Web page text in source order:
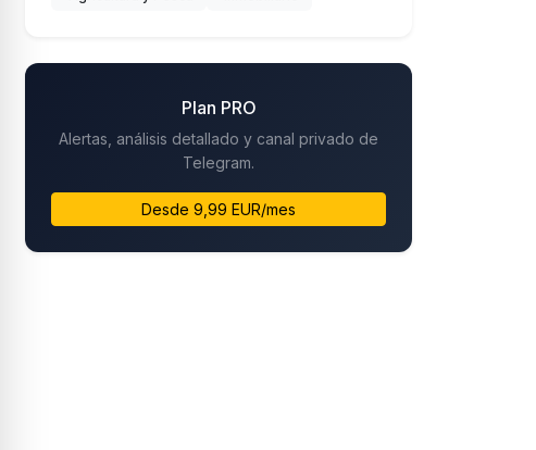
Plan PRO
Alertas, análisis detallado y canal privado de
Telegram.
Desde 9,99 EUR/mes